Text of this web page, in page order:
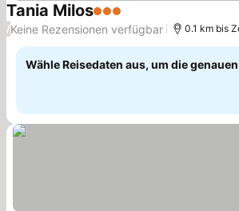
Tania Milos3 Sterne
/Keine Rezensionen verfügbar 0.1 km bis
Wähle Reisedaten aus, um die